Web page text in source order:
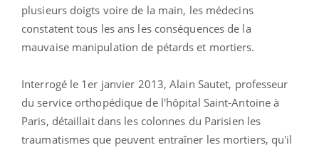
plusieurs doigts voire de la main, les médecins
constatent tous les ans les conséquences de la
mauvaise manipulation de pétards et mortiers.
Interrogé le 1er janvier 2013, Alain Sautet, professeur
du service orthopédique de l'hôpital Saint-Antoine à
Paris, détaillait dans les colonnes du Parisien les
traumatismes que peuvent entraîner les mortiers, qu'il